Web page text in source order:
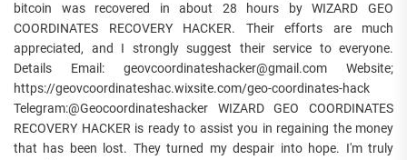
bitcoin was recovered in about 28 hours by WIZARD GEO
COORDINATES RECOVERY HACKER. Their efforts are much
appreciated, and I strongly suggest their service to everyone.
Details Email: geovcoordinateshacker@gmail.com Website;
https://geovcoordinateshac.wixsite.com/geo-coordinates-hack
Telegram:@Geocoordinateshacker WIZARD GEO COORDINATES
RECOVERY HACKER is ready to assist you in regaining the money
that has been lost. They turned my despair into hope. I'm truly